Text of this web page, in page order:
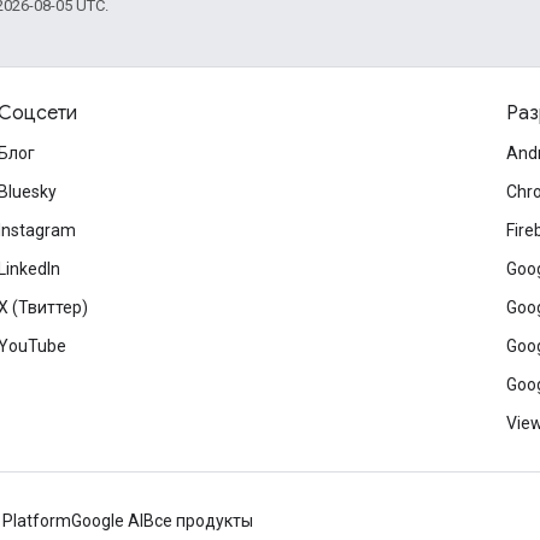
08-05 UTC.
(Твиттер)
PlatformGoogle AI Все продукты